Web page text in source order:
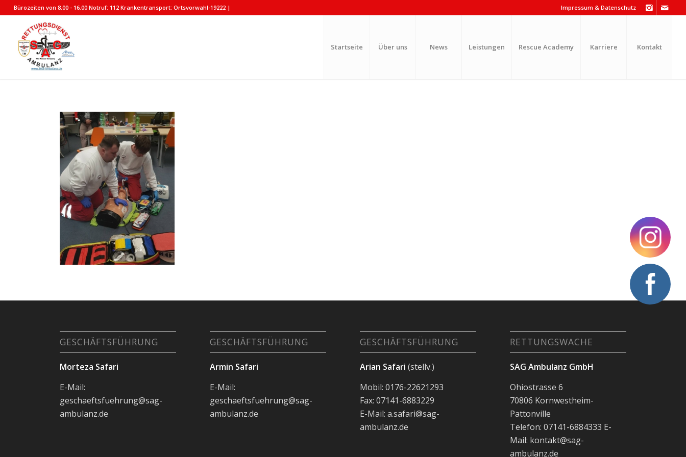
Impressum & Datenschutz
Bürozeiten von 8.00 - 16.00 Notruf: 112 Krankentransport: Ortsvorwahl-19222 |
Startseite Über uns News Leistungen Rescue Academy Karriere Kontakt
GESCHÄFTSFÜHRUNG
Morteza Safari
E-Mail:
geschaeftsfuehrung@sag-
ambulanz.de
GESCHÄFTSFÜHRUNG
Armin Safari
E-Mail:
geschaeftsfuehrung@sag-
ambulanz.de
GESCHÄFTSFÜHRUNG
Arian Safari (stellv.)
Mobil: 0176-22621293
Fax: 07141-6883229
E-Mail: a.safari@sag-
ambulanz.de
RETTUNGSWACHE
SAG Ambulanz GmbH
Ohiostrasse 6
70806 Kornwestheim-
Pattonville
Telefon: 07141-6884333 E-
Mail: kontakt@sag-
ambulanz.de